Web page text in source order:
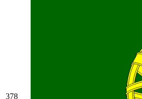
378